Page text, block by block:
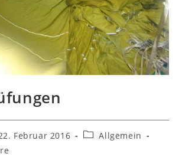
Februar 2016
Beitrags-
Allgemein